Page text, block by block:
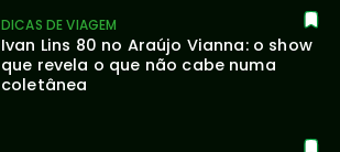
DICAS DE VIAGEM
Ivan Lins 80 no Araújo Vianna: o show
que revela o que não cabe numa
coletânea